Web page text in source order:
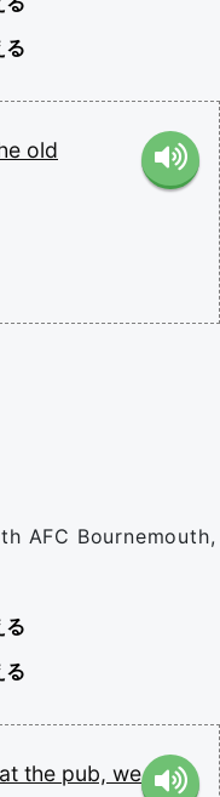
る
old
AFC Bournemouth,
る
る
at the pub, we